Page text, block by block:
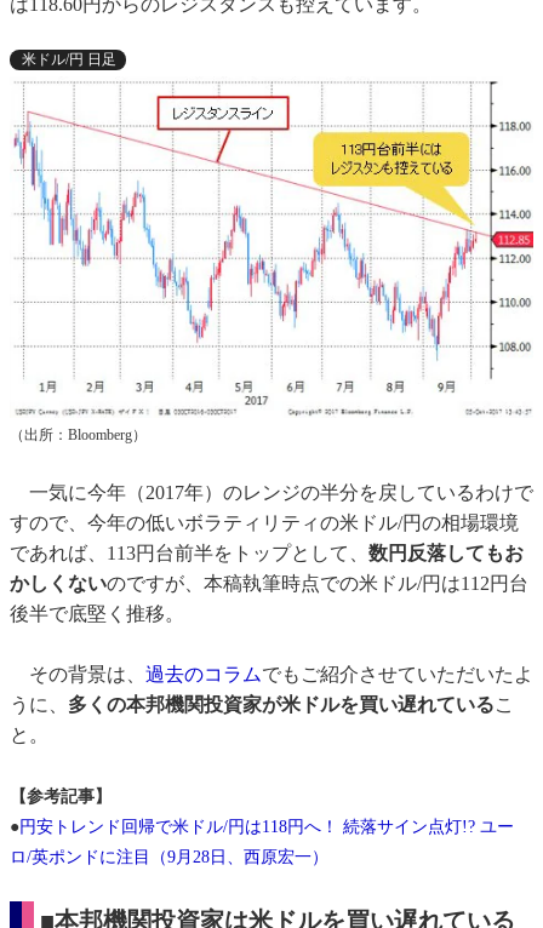
米ドル/円 日足
（出所：Bloomberg）
一気に今年（2017年）のレンジの半分を戻しているわけで
すので、今年の低いボラティリティの米ドル/円の相場環境
であれば、113円台前半をトップとして、 数円反落してもお
かしくないのですが、本稿執筆時点での米ドル/円は112円台
後半で底堅く推移。
その背景は、 過去のコラムでもご紹介させていただいたよ
うに、 多くの本邦機関投資家が米ドルを買い遅れているこ
と。
【参考記事】
●円安トレンド回帰で米ドル/円は118円へ！ 続落サイン点灯!? ユー
ロ/英ポンドに注目（9月28日、西原宏一）
■本邦機関投資家は米ドルを買い遅れている